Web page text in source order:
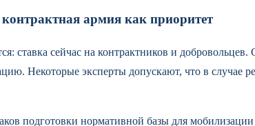
армия как приоритет
ставка сейчас на контрактников и
Некоторые эксперты допускают, что в случае
подготовки нормативной базы для